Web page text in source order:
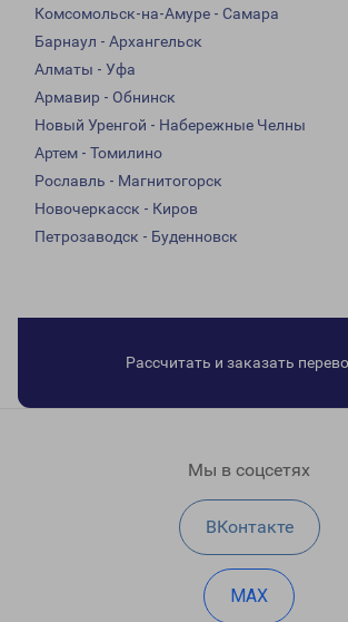
Комсомольск-на-Амуре - Самара
Барнаул - Архангельск
Алматы - Уфа
Армавир - Обнинск
Новый Уренгой - Набережные Челны
Артем - Томилино
Рославль - Магнитогорск
Новочеркасск - Киров
Петрозаводск - Буденновск
Рассчитать и заказать
Мы в соцсетях
ВКонтакте
MAX